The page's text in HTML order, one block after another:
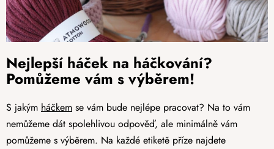
Nejlepší háček na háčkování?
Pomůžeme vám s výběrem!
S jakým háčkem se vám bude nejlépe pracovat? Na to vám
nemůžeme dát spolehlivou odpověď, ale minimálně vám
pomůžeme s výběrem. Na každé etiketě příze najdete